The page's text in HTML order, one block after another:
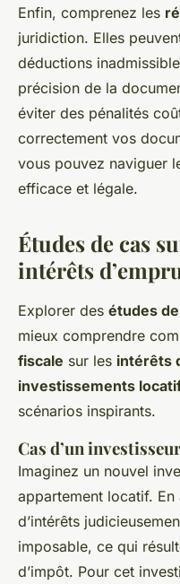
Enfin, comprenez les
juridiction. Elles
déductions
précision de la
éviter des pénalités
correctement vos
vous pouvez naviguer
efficace et légale.
Études de cas
intérêts
Explorer des études
mieux comprendre
fiscale sur les intérêts
investissements
scénarios inspirants.
Cas d’un
Imaginez un nouvel
appartement locatif.
d’intérêts
imposable, ce qui
d’impôt. Pour cet